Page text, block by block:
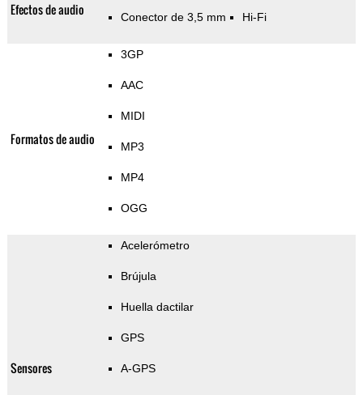
Efectos de audio Conector de 3,5 mm Hi-Fi
Formatos de audio
3GP
AAC
MIDI
MP3
MP4
OGG
Sensores
Acelerómetro
Brújula
Huella dactilar
GPS
A-GPS